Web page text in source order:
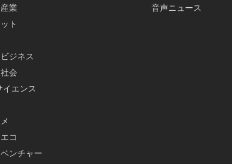
業
ト
ジネス
会
イエンス
コ
ンチャー
音声ニュース